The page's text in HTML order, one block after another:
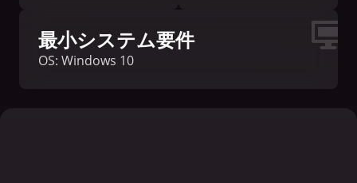
最小システム要件
OS: Windows 10